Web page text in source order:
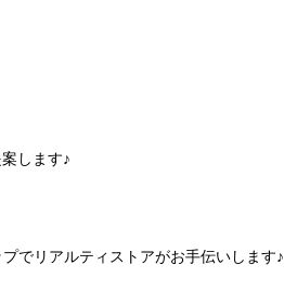
します♪
でリアルティストアがお手伝いします♪